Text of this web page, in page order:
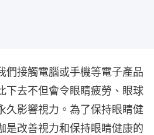
們接觸電腦或手機等電子產品
下去不但會令眼睛疲勞、眼球
久影響視力。為了保持眼睛健
是改善視力和保持眼睛健康的